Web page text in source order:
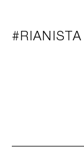
#RIANISTA